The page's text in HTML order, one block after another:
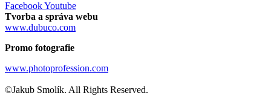
FacebookYoutube
Tvorba a správa webu
www.dubuco.com
Promo fotografie
www.photoprofession.com
©Jakub Smolík. All Rights Reserved.